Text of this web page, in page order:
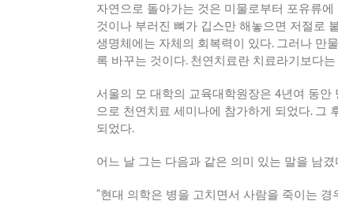
자연으로 돌아가는 것은 미물로부터 포유류
것이나 부러진 뼈가 깁스만 해놓으면 저절로
생명체에는 자체의 회복력이 있다. 그러나 만
록 바꾸는 것이다. 천연치료란 치료라기보다
서울의 모 대학의 교육대학원장은 4년여 동안
으로 천연치료 세미나에 참가하게 되었다. 그
되었다.
어느 날 그는 다음과 같은 의미 있는 말을 남겼
“현대 의학은 병을 고치면서 사람을 죽이는